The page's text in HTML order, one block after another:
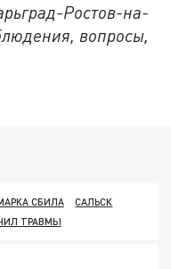
Ростов-на-
вопросы,
СБИЛА
САЛЬСК
ТРАВМЫ